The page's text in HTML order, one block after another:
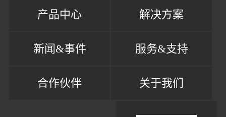
产品中心 解决方案
新闻&事件 服务&支持
合作伙伴 关于我们